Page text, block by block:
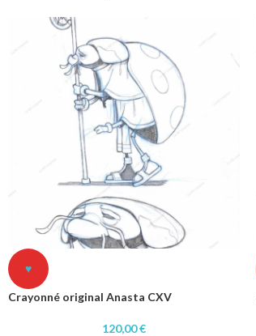
♥
Crayonné original Anasta CXV
120,00€